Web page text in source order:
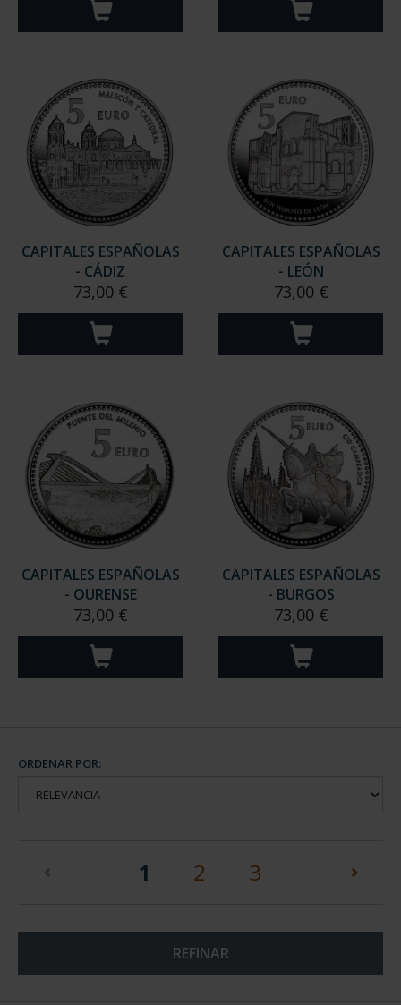
CAPITALES ESPAÑOLAS
- CÁDIZ
73,00 €
CAPITALES ESPAÑOLAS
- LEÓN
73,00 €
CAPITALES ESPAÑOLAS
- OURENSE
73,00 €
CAPITALES ESPAÑOLAS
- BURGOS
73,00 €
ORDENAR POR:
1 (current)
2 3
REFINAR